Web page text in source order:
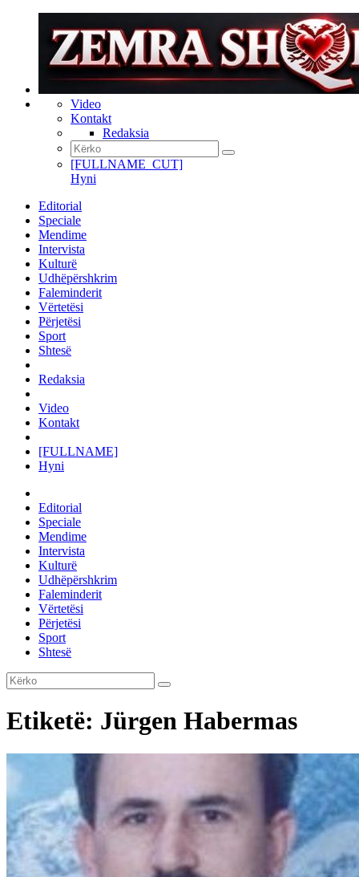
Video
Kontakt
Redaksia
[FULLNAME_CUT]
Hyni
Editorial
Speciale
Mendime
Intervista
Kulturë
Udhëpërshkrim
Faleminderit
Vërtetësi
Përjetësi
Sport
Shtesë
Redaksia
Video
Kontakt
[FULLNAME]
Hyni
Editorial
Speciale
Mendime
Intervista
Kulturë
Udhëpërshkrim
Faleminderit
Vërtetësi
Përjetësi
Sport
Shtesë
Etiketë: Jürgen Habermas